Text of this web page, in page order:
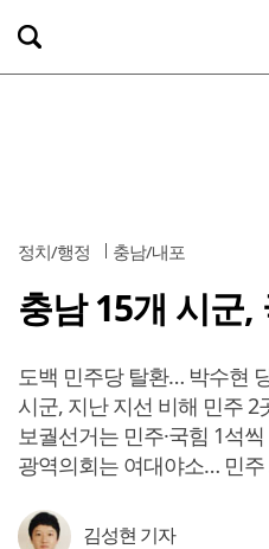
정치/행정 충남/내포
충남 15개 시군
도백 민주당 탈환… 박수현
시군, 지난 지선 비해 민주 2
보궐선거는 민주·국힘 1석
광역의회는 여대야소… 민주
김성현 기자